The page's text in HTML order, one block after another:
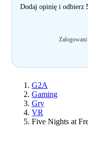
Dodaj opinię i odbierz
Zalogowani
G2A
Gaming
Gry
VR
Five Nights at